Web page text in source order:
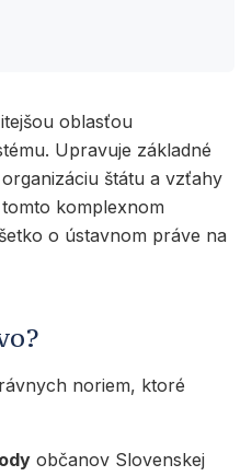
oblasťou
Upravuje základné
štátu a vzťahy
komplexnom
o ústavnom práve na
noriem, ktoré
občanov Slovenskej